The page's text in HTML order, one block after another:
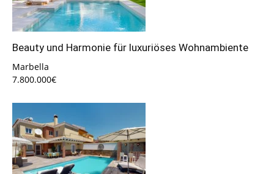
Beauty und Harmonie für luxuriöses Wohnambiente
Marbella
7.800.000€